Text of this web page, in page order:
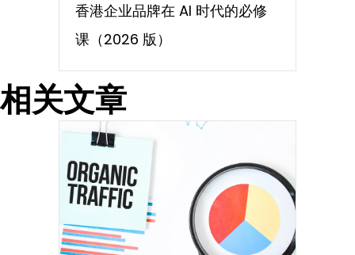
香港企业品牌在 AI 时代的必修
课（2026 版）
相关文章